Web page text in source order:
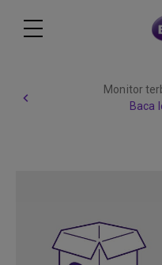
Monitor
Baca